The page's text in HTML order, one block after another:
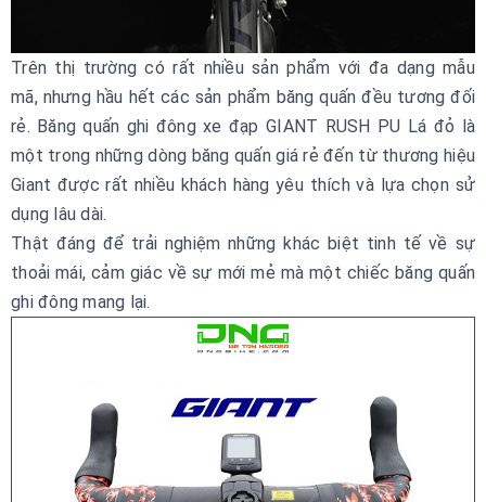
Trên thị trường có rất nhiều sản phẩm với đa dạng mẫu
mã, nhưng hầu hết các sản phẩm băng quấn đều tương đối
rẻ. Băng quấn ghi đông xe đạp GIANT RUSH PU Lá đỏ là
một trong những dòng băng quấn giá rẻ đến từ thương hiệu
Giant được rất nhiều khách hàng yêu thích và lựa chọn sử
dụng lâu dài.
Thật đáng để trải nghiệm những khác biệt tinh tế về sự
thoải mái, cảm giác về sự mới mẻ mà một chiếc băng quấn
ghi đông mang lại.